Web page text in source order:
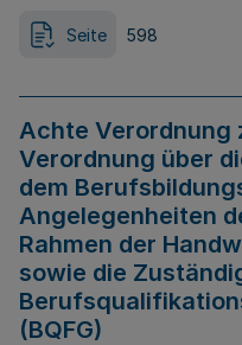
Seite 598
Achte Verordnung
Verordnung über
dem
Angelegenheiten
Rahmen der
sowie die
(BQFG)